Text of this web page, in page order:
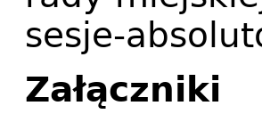
sesje-
Załączniki